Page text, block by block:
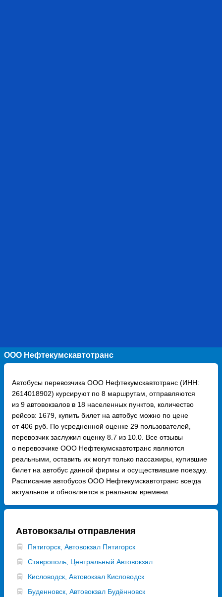
ООО Нефтекумскавтотранс
Автобусы перевозчика ООО Нефтекумскавтотранс (ИНН:
2614018902) курсируют по 8 маршрутам, отправляются
из 9 автовокзалов в 18 населенных пунктов, количество
рейсов: 1679, купить билет на автобус можно по цене
от 406 руб. По усредненной оценке 29 пользователей,
перевозчик заслужил оценку 8.7 из 10.0. Все отзывы
о перевозчике ООО Нефтекумскавтотранс являются
реальными, оставить их могут только пассажиры, купившие
билет на автобус данной фирмы и осуществившие поездку.
Расписание автобусов ООО Нефтекумскавтотранс всегда
актуальное и обновляется в реальном времени.
Автовокзалы отправления
Пятигорск, Автовокзал Пятигорск
Ставрополь, Центральный Автовокзал
Кисловодск, Автовокзал Кисловодск
Буденновск, Автовокзал Будённовск